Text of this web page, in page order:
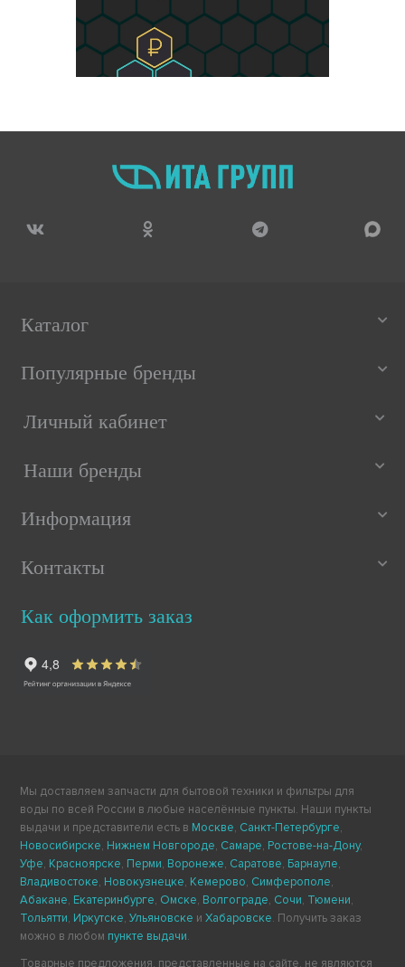
Каталог
Популярные бренды
Личный кабинет
Наши бренды
Информация
Контакты
Как оформить заказ
Мы доставляем запчасти для бытовой техники и фильтры для
воды по всей России в любые населённые пункты. Наши пункты
выдачи и представители есть в Москве, Санкт-Петербурге,
Новосибирске, Нижнем Новгороде, Самаре, Ростове-на-Дону,
Уфе, Красноярске, Перми, Воронеже, Саратове, Барнауле,
Владивостоке, Новокузнецке, Кемерово, Симферополе,
Абакане, Екатеринбурге, Омске, Волгограде, Сочи, Тюмени,
Тольятти, Иркутске,Ульяновске иХабаровске. Получить заказ
можно в любом пункте выдачи.
Товарные предложения, представленные на сайте, не являются